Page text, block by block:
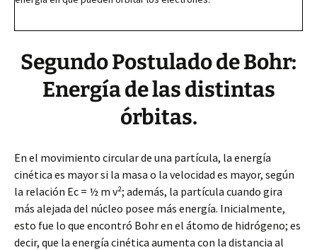
Segundo Postulado de Bohr:
Energía de las distintas
órbitas.
En el movimiento circular de una partícula, la energía
cinética es mayor si la masa o la velocidad es mayor, según
la relación Ec = ½ m v²; además, la partícula cuando gira
más alejada del núcleo posee más energía. Inicialmente,
esto fue lo que encontró Bohr en el átomo de hidrógeno; es
decir, que la energía cinética aumenta con la distancia al